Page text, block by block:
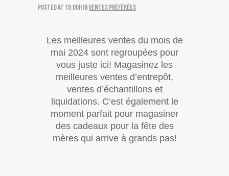
Posted at 15:00hinVentes préférées
Les meilleures ventes du mois de
mai 2024 sont regroupées pour
vous juste ici! Magasinez les
meilleures ventes d’entrepôt,
ventes d’échantillons et
liquidations. C’est également le
moment parfait pour magasiner
des cadeaux pour la fête des
mères qui arrive à grands pas!